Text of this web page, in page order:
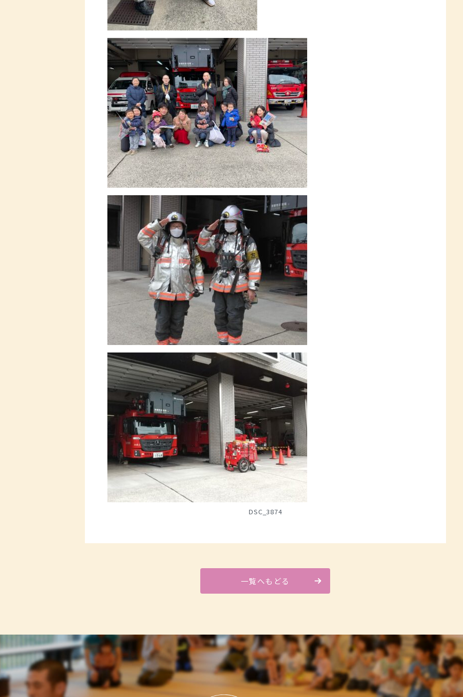
DSC_3874
一覧へもどる